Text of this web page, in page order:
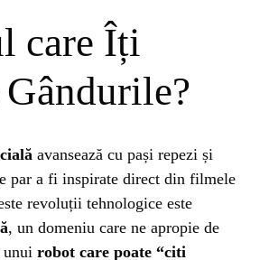
care Îți
avansează cu pași repezi și
par a fi inspirate direct din filmele
revoluții tehnologice este
, un domeniu care ne apropie de
unui robot care poate “citi
A